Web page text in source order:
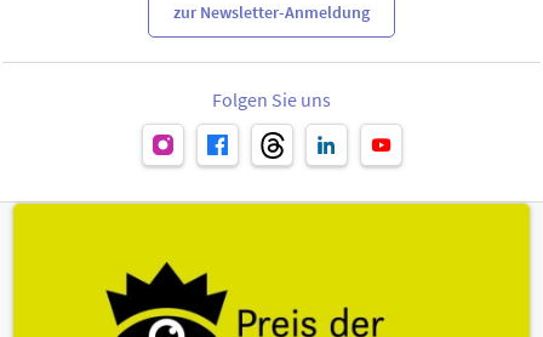
zur Newsletter-Anmeldung
Folgen Sie uns